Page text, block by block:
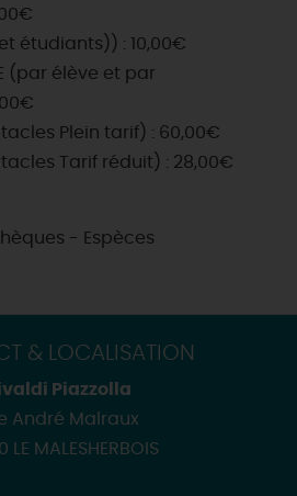
étudiants)) : 10,00€
(par élève et par
Plein tarif) : 60,00€
Tarif réduit) : 28,00€
- Espèces
& LOCALISATION
Piazzolla
André Malraux
LE MALESHERBOIS